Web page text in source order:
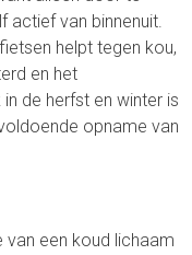
actief van binnenuit.
helpt tegen kou,
en het
de herfst en winter is
opname van
van een koud lichaam